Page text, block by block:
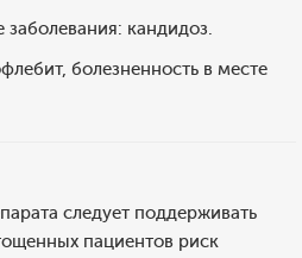
кандидоз.
болезненность в месте
следует поддерживать
пациентов риск